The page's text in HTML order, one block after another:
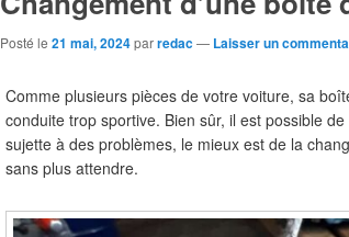
Posté le 21 mai, 2024parredac— Laisser un
Comme plusieurs pièces de votre voiture, sa
conduite trop sportive. Bien sûr, il est possible
sujette à des problèmes, le mieux est de la
sans plus attendre.